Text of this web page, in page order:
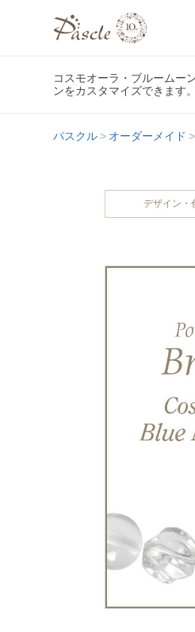
コスモオーラ・ブルームー
ンをカスタマイズできます。
パスクル オーダーメイド
デザイン・